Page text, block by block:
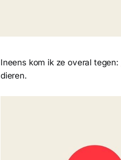
Ineens kom ik ze overal tegen:
dieren.